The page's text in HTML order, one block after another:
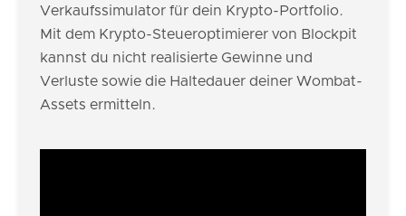
Verkaufssimulator für dein Krypto-Portfolio.
Mit dem Krypto-Steueroptimierer von Blockpit
kannst du nicht realisierte Gewinne und
Verluste sowie die Haltedauer deiner Wombat-
Assets ermitteln.